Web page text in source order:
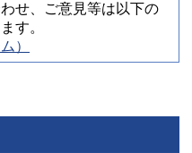
せ、ご意見等は以下の
す。
）